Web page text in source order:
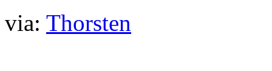
via: Thorsten